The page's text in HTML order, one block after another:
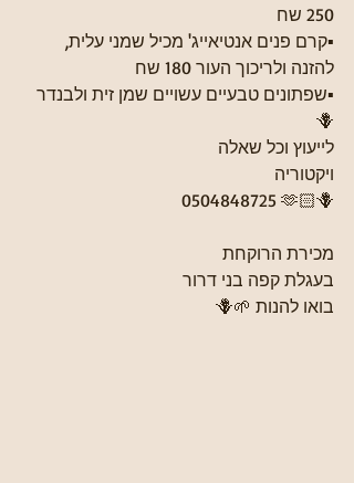
250 שח
▪️קרם פנים אנטיאייג' מכיל שמני עלית,
להזנה ולריכוך העור 180 שח
▪️שפתונים טבעיים עשויים שמן זית ולבנדר
🪻
לייעוץ וכל שאלה
ויקטוריה
0504848725 🫶🏻🪻
מכירת הרוקחת
בעגלת קפה בני דרור
בואו להנות 🌱🪻